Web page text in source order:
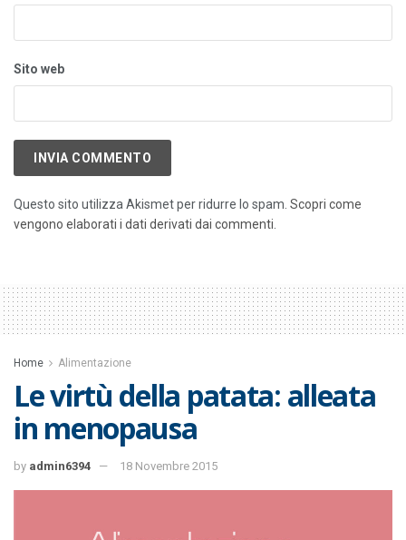
Sito web
Questo sito utilizza Akismet per ridurre lo spam. Scopri come
vengono elaborati i dati derivati dai commenti.
Home Alimentazione
Le virtù della patata: alleata
in menopausa
by admin6394 18 Novembre 2015